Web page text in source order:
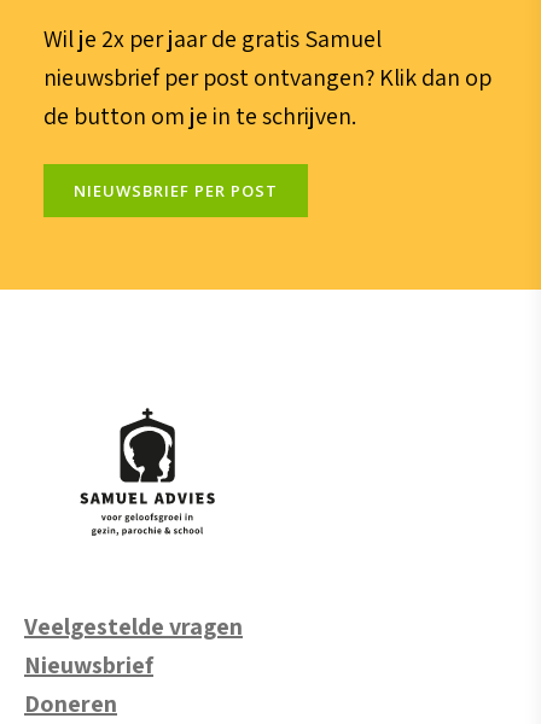
Wil je 2x per jaar de gratis Samuel
nieuwsbrief per post ontvangen? Klik dan op
de button om je in te schrijven.
NIEUWSBRIEF PER POST
Veelgestelde vragen
Nieuwsbrief
Doneren